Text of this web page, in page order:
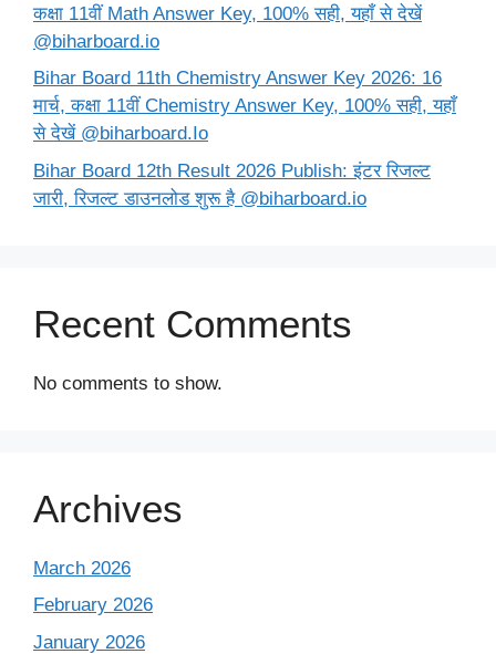
कक्षा 11वीं Math Answer Key, 100% सही, यहाँ से देखें
@biharboard.io
Bihar Board 11th Chemistry Answer Key 2026: 16
मार्च, कक्षा 11वीं Chemistry Answer Key, 100% सही, यहाँ
से देखें @biharboard.Io
Bihar Board 12th Result 2026 Publish: इंटर रिजल्ट
जारी, रिजल्ट डाउनलोड शुरू है @biharboard.io
Recent Comments
No comments to show.
Archives
March 2026
February 2026
January 2026